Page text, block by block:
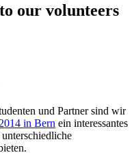
our volunteers
und Partner sind wir
in Bern ein interessantes